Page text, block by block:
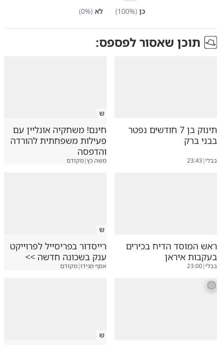
כן (
100%) לא (
0%)
תוכן שאסור לפספס:
תינוק בן 7 חודשים נפטר
בבני ברק
בבלי|
23:43
ש
חינם! משחקיה אונליין עם
פעילות משפחתית להורדה
והדפסה
משה כץ|מקודם
ראש המוסד הדיח בכירים
בעקבות איראן
בבלי|
23:00
ש
רייסדור בפריסייל לפרוייקט
ענק בשכונה חדשה >>
אסף מגידו|מקודם
ש